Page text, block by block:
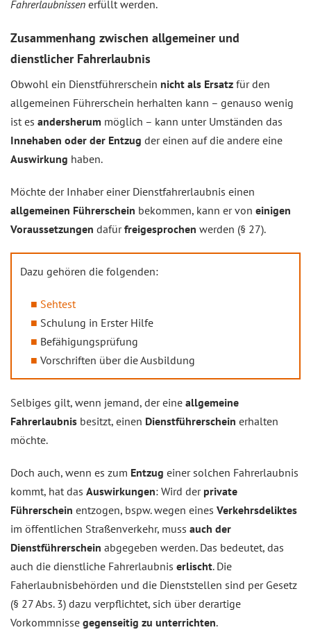
Fahrerlaubnissen erfüllt werden.
Zusammenhang zwischen allgemeiner und
dienstlicher Fahrerlaubnis
Obwohl ein Dienstführerschein nicht als Ersatz für den
allgemeinen Führerschein herhalten kann – genauso wenig
ist es andersherum möglich – kann unter Umständen das
Innehaben oder der Entzug der einen auf die andere eine
Auswirkung haben.
Möchte der Inhaber einer Dienstfahrerlaubnis einen
allgemeinen Führerschein bekommen, kann er von einigen
Voraussetzungen dafürfreigesprochen werden (§ 27).
Dazu gehören die folgenden:
Sehtest
Schulung in Erster Hilfe
Befähigungsprüfung
Vorschriften über die Ausbildung
Selbiges gilt, wenn jemand, der eine allgemeine
Fahrerlaubnis besitzt, einen Dienstführerschein erhalten
möchte.
Doch auch, wenn es zum Entzug einer solchen Fahrerlaubnis
kommt, hat das Auswirkungen: Wird der private
Führerschein entzogen, bspw. wegen eines Verkehrsdeliktes
im öffentlichen Straßenverkehr, muss auch der
Dienstführerschein abgegeben werden. Das bedeutet, das
auch die dienstliche Fahrerlaubnis erlischt. Die
Faherlaubnisbehörden und die Dienststellen sind per Gesetz
(§ 27 Abs. 3) dazu verpflichtet, sich über derartige
Vorkommnisse gegenseitig zu unterrichten.